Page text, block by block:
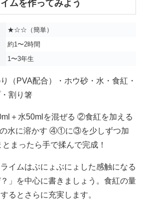
ムを作ってみよう
★☆☆（簡単）
約1〜2時間
1〜3年生
（PVA配合）・ホウ砂・水・食紅・
割り箸
＋水50mlを混ぜる ②食紅を加える
水に溶かす ④①に③を少しずつ加
まったら手で揉んで完成！
ライムはぶにょぶにょした感触になる
」を中心に書きましょう。食紅の量
るとさらに充実します。